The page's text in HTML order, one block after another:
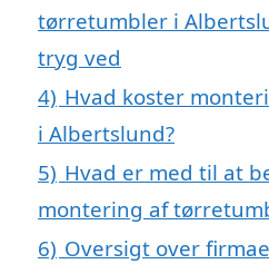
tørretumbler i
tryg ved
4) Hvad koster
i Albertslund?
5) Hvad er med til at
montering af
6) Oversigt over